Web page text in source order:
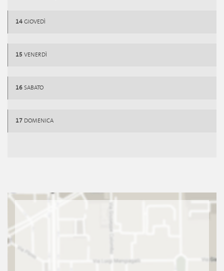
14 GIOVEDÌ
15 VENERDÌ
16 SABATO
17 DOMENICA